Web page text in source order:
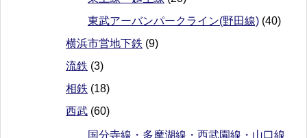
東武アーバンパークライン(野田線) (40)
横浜市営地下鉄 (9)
流鉄 (3)
相鉄 (18)
西武 (60)
国分寺線・多摩湖線・西武園線・山口線